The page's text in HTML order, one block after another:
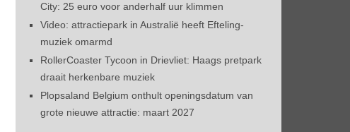
City: 25 euro voor anderhalf uur klimmen
Video: attractiepark in Australië heeft Efteling-
muziek omarmd
RollerCoaster Tycoon in Drievliet: Haags pretpark
draait herkenbare muziek
Plopsaland Belgium onthult openingsdatum van
grote nieuwe attractie: maart 2027